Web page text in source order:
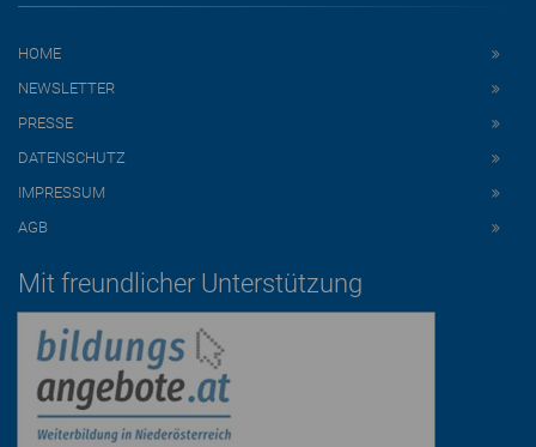
HOME
NEWSLETTER
PRESSE
DATENSCHUTZ
IMPRESSUM
AGB
Mit freundlicher Unterstützung